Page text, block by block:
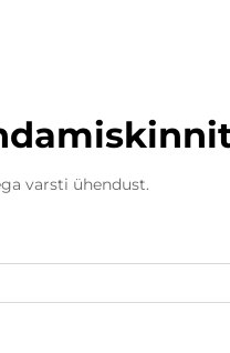
varsti ühendust.